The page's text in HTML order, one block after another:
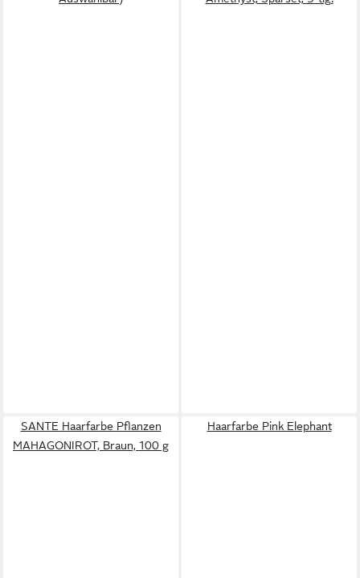
SANTE Haarfarbe Pflanzen
MAHAGONIROT, Braun, 100 g
Haarfarbe Pink Elephant